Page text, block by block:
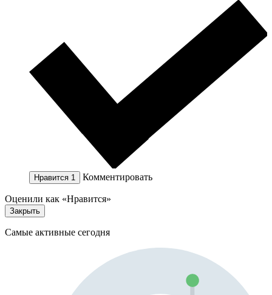
Нравится 1 Комментировать
Оценили как «Нравится»
Закрыть
Самые активные сегодня